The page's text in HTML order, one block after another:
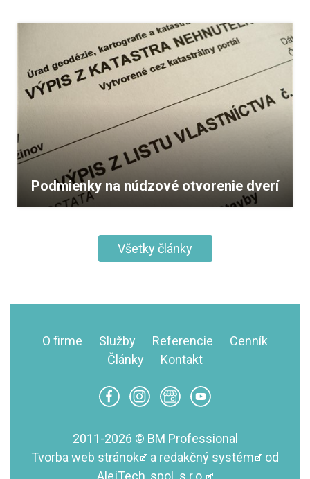
Podmienky na núdzové otvorenie dverí
Všetky články
O firme Služby Referencie
Cenník
Články
Kontakt
2011-2026 © BM Professional
Tvorba web stránok
a redakčný systém
od
AlejTech, spol. s r.o.